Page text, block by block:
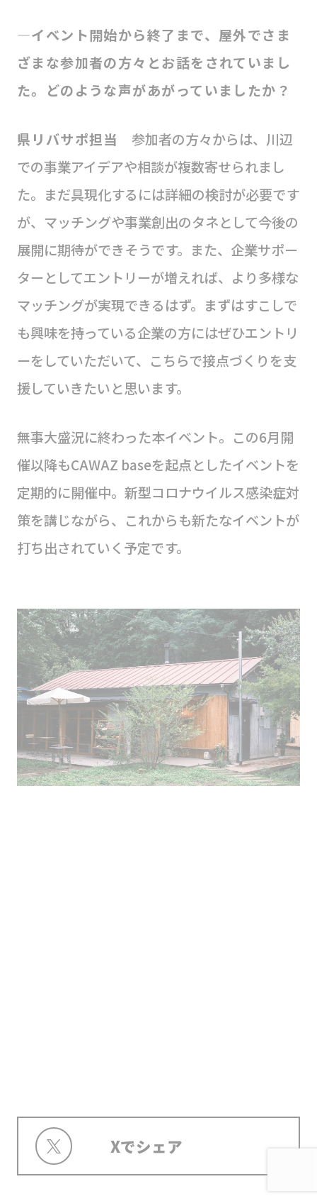
―イベント開始から終了まで、屋外でさま
ざまな参加者の方々とお話をされていまし
た。どのような声があがっていましたか？
県リバサポ担当
参加者の方々からは、川辺
での事業アイデアや相談が複数寄せられまし
た。まだ具現化するには詳細の検討が必要です
が、マッチングや事業創出のタネとして今後の
展開に期待ができそうです。また、企業サポー
ターとしてエントリーが増えれば、より多様な
マッチングが実現できるはず。まずはすこしで
も興味を持っている企業の方にはぜひエントリ
ーをしていただいて、こちらで接点づくりを支
援していきたいと思います。
無事大盛況に終わった本イベント。この6月開
催以降もCAWAZ baseを起点としたイベントを
定期的に開催中。新型コロナウイルス感染症対
策を講じながら、これからも新たなイベントが
打ち出されていく予定です。
Xでシェア